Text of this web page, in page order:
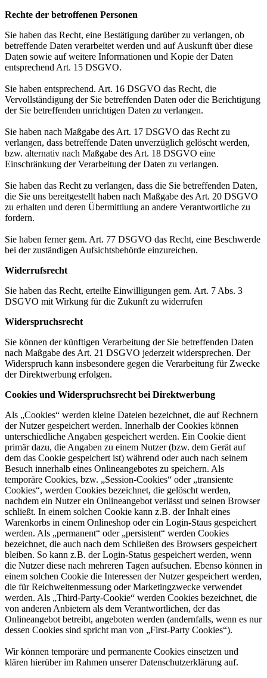
Rechte der betroffenen Personen
Sie haben das Recht, eine Bestätigung darüber zu verlangen, ob
betreffende Daten verarbeitet werden und auf Auskunft über diese
Daten sowie auf weitere Informationen und Kopie der Daten
entsprechend Art. 15 DSGVO.
Sie haben entsprechend. Art. 16 DSGVO das Recht, die
Vervollständigung der Sie betreffenden Daten oder die Berichtigung
der Sie betreffenden unrichtigen Daten zu verlangen.
Sie haben nach Maßgabe des Art. 17 DSGVO das Recht zu
verlangen, dass betreffende Daten unverzüglich gelöscht werden,
bzw. alternativ nach Maßgabe des Art. 18 DSGVO eine
Einschränkung der Verarbeitung der Daten zu verlangen.
Sie haben das Recht zu verlangen, dass die Sie betreffenden Daten,
die Sie uns bereitgestellt haben nach Maßgabe des Art. 20 DSGVO
zu erhalten und deren Übermittlung an andere Verantwortliche zu
fordern.
Sie haben ferner gem. Art. 77 DSGVO das Recht, eine Beschwerde
bei der zuständigen Aufsichtsbehörde einzureichen.
Widerrufsrecht
Sie haben das Recht, erteilte Einwilligungen gem. Art. 7 Abs. 3
DSGVO mit Wirkung für die Zukunft zu widerrufen
Widerspruchsrecht
Sie können der künftigen Verarbeitung der Sie betreffenden Daten
nach Maßgabe des Art. 21 DSGVO jederzeit widersprechen. Der
Widerspruch kann insbesondere gegen die Verarbeitung für Zwecke
der Direktwerbung erfolgen.
Cookies und Widerspruchsrecht bei Direktwerbung
Als „Cookies“ werden kleine Dateien bezeichnet, die auf Rechnern
der Nutzer gespeichert werden. Innerhalb der Cookies können
unterschiedliche Angaben gespeichert werden. Ein Cookie dient
primär dazu, die Angaben zu einem Nutzer (bzw. dem Gerät auf
dem das Cookie gespeichert ist) während oder auch nach seinem
Besuch innerhalb eines Onlineangebotes zu speichern. Als
temporäre Cookies, bzw. „Session-Cookies“ oder „transiente
Cookies“, werden Cookies bezeichnet, die gelöscht werden,
nachdem ein Nutzer ein Onlineangebot verlässt und seinen Browser
schließt. In einem solchen Cookie kann z.B. der Inhalt eines
Warenkorbs in einem Onlineshop oder ein Login-Staus gespeichert
werden. Als „permanent“ oder „persistent“ werden Cookies
bezeichnet, die auch nach dem Schließen des Browsers gespeichert
bleiben. So kann z.B. der Login-Status gespeichert werden, wenn
die Nutzer diese nach mehreren Tagen aufsuchen. Ebenso können in
einem solchen Cookie die Interessen der Nutzer gespeichert werden,
die für Reichweitenmessung oder Marketingzwecke verwendet
werden. Als „Third-Party-Cookie“ werden Cookies bezeichnet, die
von anderen Anbietern als dem Verantwortlichen, der das
Onlineangebot betreibt, angeboten werden (andernfalls, wenn es nur
dessen Cookies sind spricht man von „First-Party Cookies“).
Wir können temporäre und permanente Cookies einsetzen und
klären hierüber im Rahmen unserer Datenschutzerklärung auf.